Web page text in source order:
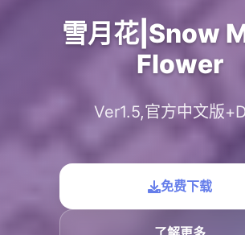
雪月花|Snow
Flower
Ver1.5,官方中文版
免费下载